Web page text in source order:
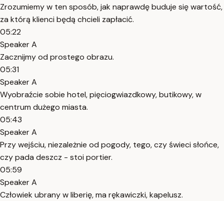
Zrozumiemy w ten sposób, jak naprawdę buduje się wartość,
za którą klienci będą chcieli zapłacić.
05:22
Speaker A
Zacznijmy od prostego obrazu.
05:31
Speaker A
Wyobraźcie sobie hotel, pięciogwiazdkowy, butikowy, w
centrum dużego miasta.
05:43
Speaker A
Przy wejściu, niezależnie od pogody, tego, czy świeci słońce,
czy pada deszcz - stoi portier.
05:59
Speaker A
Człowiek ubrany w liberię, ma rękawiczki, kapelusz.